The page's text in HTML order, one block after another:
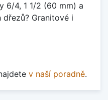
6/4, 1 1/2 (60 mm) a
Granitové i
v naší poradně.